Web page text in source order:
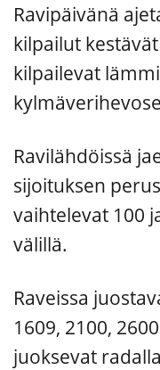
Ravipäivänä
kilpailut
kilpailevat
Ravilähdöissä
sijoituksen
vaihtelevat 100
välillä.
Raveissa
1609, 2100,
juoksevat